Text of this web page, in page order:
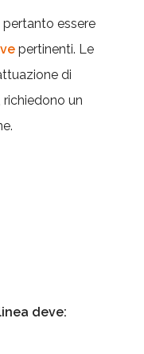
essere
pertinenti. Le
di
un
deve: